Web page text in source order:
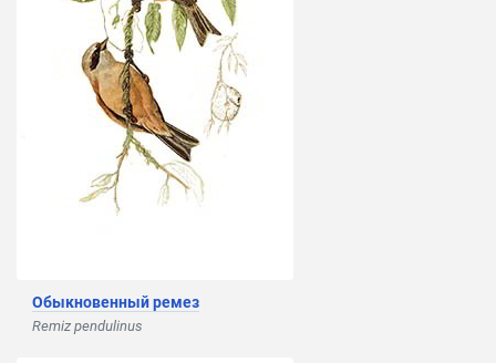
Обыкновенный ремез
Remiz pendulinus